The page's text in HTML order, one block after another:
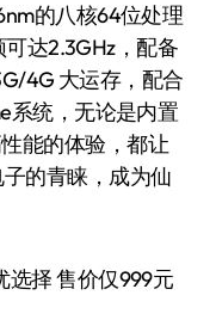
的八核64位处理
达2.3GHz，配备
4G 大运存，配合
系统，无论是内置
能的体验，都让
的青睐，成为仙
择 售价仅999元